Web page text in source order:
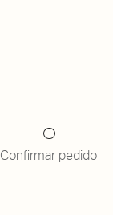
Confirmar pedido